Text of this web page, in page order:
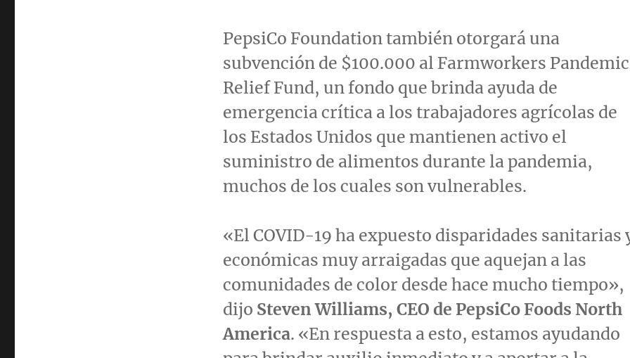
PepsiCo Foundation también otorgará una
subvención de $100.000 al Farmworkers Pandemic
Relief Fund, un fondo que brinda ayuda de
emergencia crítica a los trabajadores agrícolas de
los Estados Unidos que mantienen activo el
suministro de alimentos durante la pandemia,
muchos de los cuales son vulnerables.
«El COVID-19 ha expuesto disparidades sanitarias
económicas muy arraigadas que aquejan a las
comunidades de color desde hace mucho tiempo»,
dijo Steven Williams, CEO de PepsiCo Foods North
America. «En respuesta a esto, estamos ayudando